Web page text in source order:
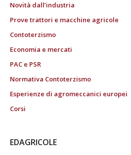
Novità dall’industria
Prove trattori e macchine agricole
Contoterzismo
Economia e mercati
PAC e PSR
Normativa Contoterzismo
Esperienze di agromeccanici europei
Corsi
EDAGRICOLE